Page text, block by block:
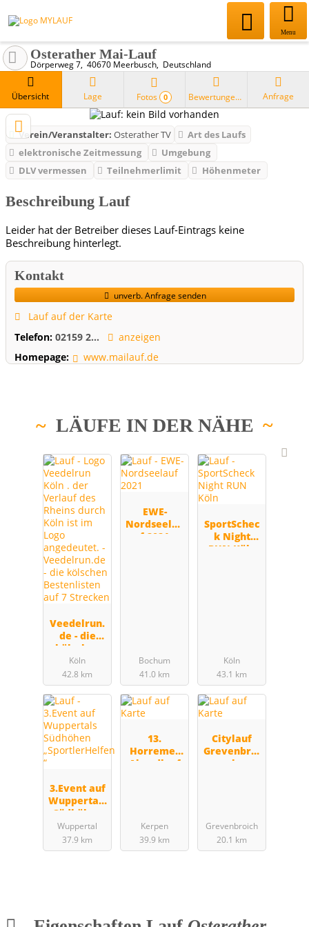
Menu
Osterather Mai-Lauf
Dörperweg 7 40670 Meerbusch Deutschland
Übersicht Lage Fotos 0 Bewertungen Anfrage
Verein/Veranstalter: Osterather TV
Art des Laufs
elektronische Zeitmessung
Umgebung
DLV vermessen
Teilnehmerlimit Höhenmeter
Beschreibung Lauf
Leider hat der Betreiber dieses Lauf-Eintrags keine
Beschreibung hinterlegt.
Kontakt
unverb. Anfrage senden
Lauf auf der Karte
Telefon: 02159 2...
anzeigen
Homepage:
www.mailauf.de
LÄUFE IN DER NÄHE
Veedelrun.
de - die
kölschen
Bestenliste
n auf 7
Strecken
Köln
42.8 km
EWE-
Nordseelau
f 2021
Bochum
41.0 km
SportSchec
k Night
RUN Köln
Köln
43.1 km
3.Event auf
Wuppertals
Südhöhen
„SportlerHe
lfen “
Wuppertal
37.9 km
13.
Horremer
Abendlauf
Kerpen
39.9 km
Citylauf
Grevenbroi
ch
Grevenbroich
20.1 km